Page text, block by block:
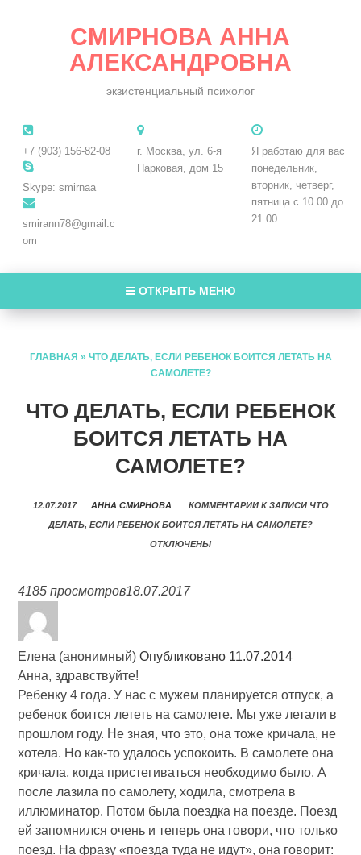
СМИРНОВА АННА
АЛЕКСАНДРОВНА
экзистенциальный психолог
Я работаю для вас
понедельник,
вторник, четверг,
пятница с 10.00 до
21.00
г. Москва, ул. 6-я
Парковая, дом 15
+7 (903) 156-82-08
Skype: smirnaa
smirann78@gmail.c
om
ОТКРЫТЬ МЕНЮ
ГЛАВНАЯ » ЧТО ДЕЛАТЬ, ЕСЛИ РЕБЕНОК БОИТСЯ ЛЕТАТЬ НА
САМОЛЕТЕ?
ЧТО ДЕЛАТЬ, ЕСЛИ РЕБЕНОК
БОИТСЯ ЛЕТАТЬ НА
САМОЛЕТЕ?
12.07.2017 АННА СМИРНОВА КОММЕНТАРИИК ЗАПИСИ ЧТО
ДЕЛАТЬ, ЕСЛИ РЕБЕНОК БОИТСЯ ЛЕТАТЬ НА САМОЛЕТЕ?
ОТКЛЮЧЕНЫ
4185 просмотров18.07.2017
Елена (анонимный)Опубликовано 11.07.2014
Анна, здравствуйте!
Ребенку 4 года. У нас с мужем планируется отпуск, а
ребенок боится лететь на самолете. Мы уже летали в
прошлом году. Не зная, что это, она тоже кричала, не
хотела. Но как-то удалось успокоить. В самолете она
кричала, когда пристегиваться необходимо было. А
после лазила по самолету, ходила, смотрела в
иллюминатор. Потом была поездка на поезде. Поезд
ей запомнился очень и теперь она говори, что только
поезд. На фразу «поезда туда не идут», она говорит: